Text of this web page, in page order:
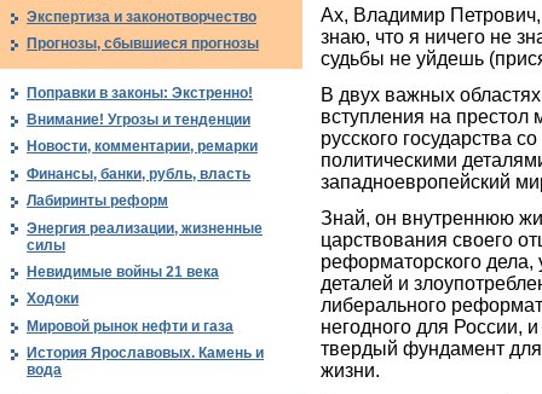
Ах, Владимир
знаю, что я ничего не
судьбы не уйдешь
В двух важных
вступления на
русского государства
политическими
западноевропейский
Знай, он внутреннюю
царствования своего
реформаторского дела,
деталей и
либерального
негодного для России,
твердый фундамент
жизни.
Экспертиза и законотворчество
Прогнозы, сбывшиеся прогнозы
Поправки в законы: Экстренно!
Внимание! Угрозы и тенденции
Новости, комментарии, ремарки
Финансы, банки, рубль, власть
Лабиринты реформ
Энергия реализации, жизненные
силы
Невидимые войны 21 века
Ходоки
Мировой рынок нефти и газа
История Ярославовых. Камень и
вода